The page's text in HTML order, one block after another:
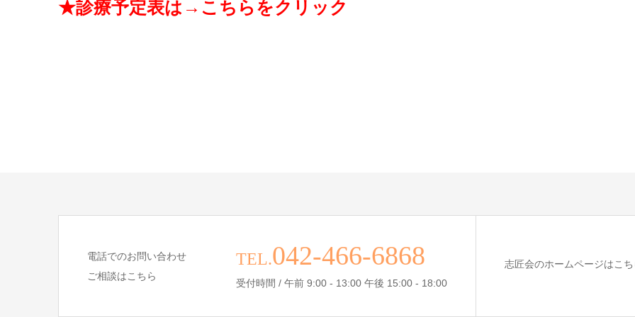
★診療予定表は→ こちらをクリック
電話でのお問い合わせ
ご相談はこちら
TEL.042-466-6868
受付時間 / 午前 9:00 - 13:00 午後 15:00 - 18:00
志匠会のホームページはこち